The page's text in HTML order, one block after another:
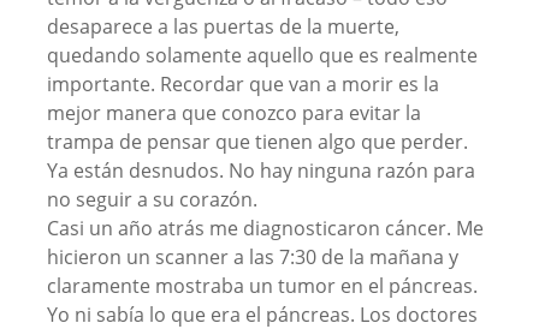
desaparece a las puertas de la muerte,
quedando solamente aquello que es realmente
importante. Recordar que van a morir es la
mejor manera que conozco para evitar la
trampa de pensar que tienen algo que perder.
Ya están desnudos. No hay ninguna razón para
no seguir a su corazón.
Casi un año atrás me diagnosticaron cáncer. Me
hicieron un scanner a las 7:30 de la mañana y
claramente mostraba un tumor en el páncreas.
Yo ni sabía lo que era el páncreas. Los doctores